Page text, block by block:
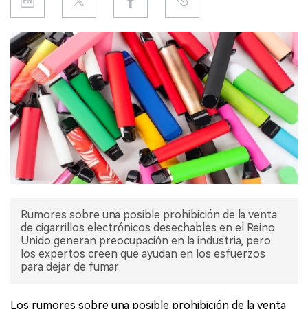
CHINA
DATOS
EXPOSICIÓN
ENTREVISTA
Rumores sobre una posible prohibición de la venta
de cigarrillos electrónicos desechables en el Reino
Unido generan preocupación en la industria, pero
los expertos creen que ayudan en los esfuerzos
para dejar de fumar.
Los rumores sobre una posible prohibición de la venta